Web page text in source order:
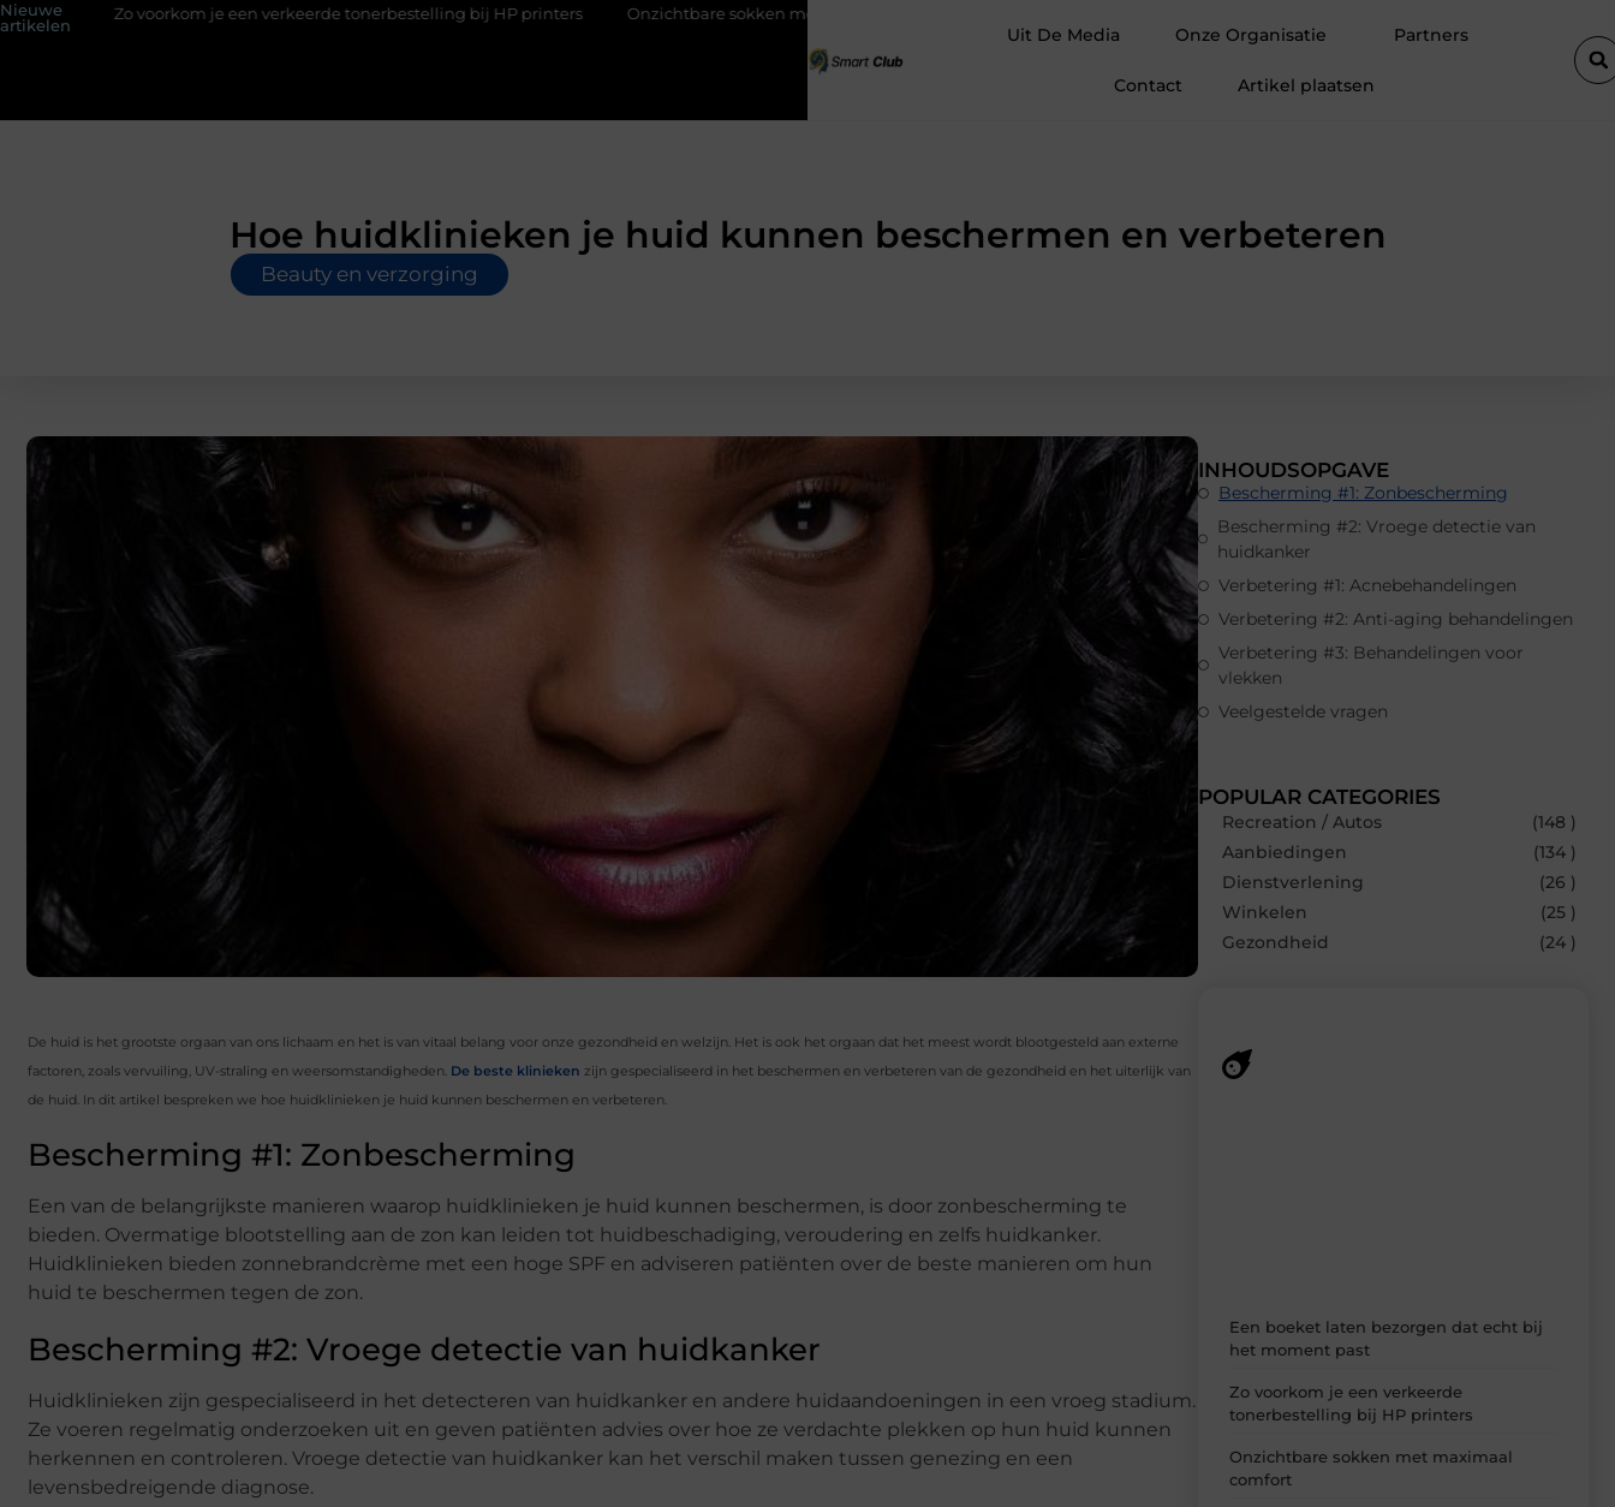
Nieuwe
artikelen
voorkom je een verkeerde tonerbestelling bij HP printers Onzichtbare sokken met maximaal comfort
Uit De Media Onze Organisatie Partners
Contact Artikel plaatsen
Hoe huidklinieken je huid kunnen beschermen en verbeteren
Beauty en verzorging
De huid is het grootste orgaan van ons lichaam en het is van vitaal belang voor onze gezondheid en welzijn. Het is ook het orgaan dat het meest wordt blootgesteld aan externe
factoren, zoals vervuiling, UV-straling en weersomstandigheden. De beste klinieken zijn gespecialiseerd in het beschermen en verbeteren van de gezondheid en het uiterlijk van
de huid. In dit artikel bespreken we hoe huidklinieken je huid kunnen beschermen en verbeteren.
Bescherming #1: Zonbescherming
Een van de belangrijkste manieren waarop huidklinieken je huid kunnen beschermen, is door zonbescherming te
bieden. Overmatige blootstelling aan de zon kan leiden tot huidbeschadiging, veroudering en zelfs huidkanker.
Huidklinieken bieden zonnebrandcrème met een hoge SPF en adviseren patiënten over de beste manieren om hun
huid te beschermen tegen de zon.
Bescherming #2: Vroege detectie van huidkanker
Huidklinieken zijn gespecialiseerd in het detecteren van huidkanker en andere huidaandoeningen in een vroeg stadium.
Ze voeren regelmatig onderzoeken uit en geven patiënten advies over hoe ze verdachte plekken op hun huid kunnen
herkennen en controleren. Vroege detectie van huidkanker kan het verschil maken tussen genezing en een
levensbedreigende diagnose.
INHOUDSOPGAVE
Bescherming #1: Zonbescherming
Bescherming #2: Vroege detectie van
huidkanker
Verbetering #1: Acnebehandelingen
Verbetering #2: Anti-aging behandelingen
Verbetering #3: Behandelingen voor
vlekken
Veelgestelde vragen
POPULAR CATEGORIES
Recreation / Autos
(148 )
Aanbiedingen
(134 )
Dienstverlening
(26 )
Winkelen
(25 )
Gezondheid
(24 )
Een boeket laten bezorgen dat echt bij
het moment past
Zo voorkom je een verkeerde
tonerbestelling bij HP printers
Onzichtbare sokken met maximaal
comfort